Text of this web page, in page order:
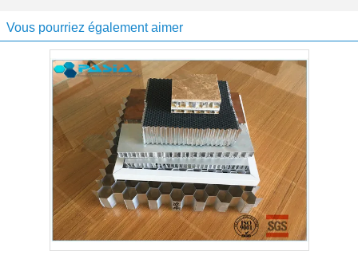
Vous pourriez également aimer